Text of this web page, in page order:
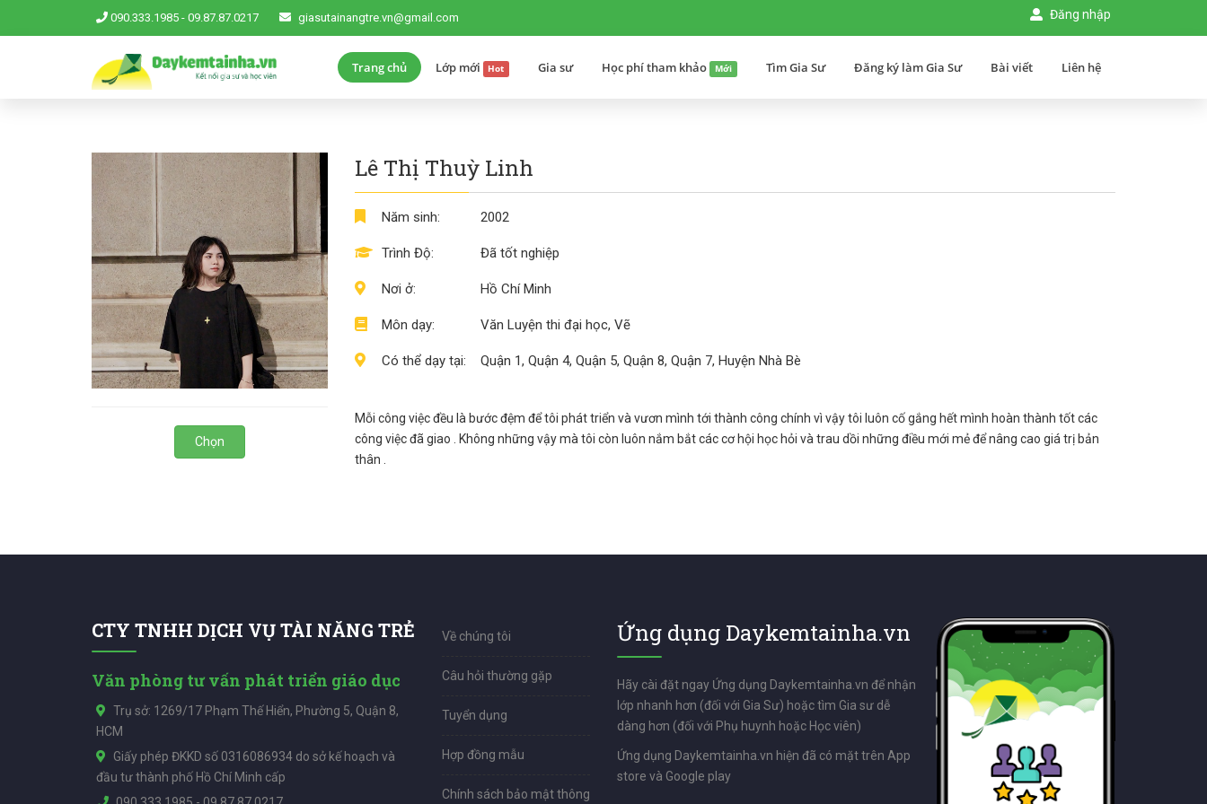
090.333.1985 - 09.87.87.0217 giasutainangtre.vn@gmail.com Đăng nhập
Trang chủ Lớp mới Hot Gia sư Học phí tham khảo Mới Tìm Gia Sư Đăng ký làm Gia Sư Bài viết Liên hệ
Chọn
Lê Thị Thuỳ Linh
Năm sinh:
Trình Độ:
Nơi ở:
Môn dạy:
Có thể dạy tại:
2002
Đã tốt nghiệp
Hồ Chí Minh
Văn Luyện thi đại học, Vẽ
Quận 1, Quận 4, Quận 5, Quận 8, Quận 7, Huyện Nhà Bè
Mỗi công việc đều là bước đệm để tôi phát triển và vươn mình tới thành công chính vì vậy tôi luôn cố gắng hết mình hoàn thành tốt các
công việc đã giao . Không những vậy mà tôi còn luôn nắm bắt các cơ hội học hỏi và trau dồi những điều mới mẻ để nâng cao giá trị bản
thân .
CTY TNHH DỊCH VỤ TÀI NĂNG TRẺ
Văn phòng tư vấn phát triển giáo dục
Trụ sở: 1269/17 Phạm Thế Hiển, Phường 5, Quận 8,
HCM
Giấy phép ĐKKD số 0316086934 do sở kế hoạch và
đầu tư thành phố Hồ Chí Minh cấp
Về chúng tôi
Câu hỏi thường gặp
Tuyển dụng
Hợp đồng mẫu
Chính sách bảo mật thông
Ứng dụng Daykemtainha.vn
Hãy cài đặt ngay Ứng dụng Daykemtainha.vn để nhận
lớp nhanh hơn (đối với Gia Sư) hoặc tìm Gia sư dễ
dàng hơn (đối với Phụ huynh hoặc Học viên)
Ứng dụng Daykemtainha.vn hiện đã có mặt trên App
store và Google play